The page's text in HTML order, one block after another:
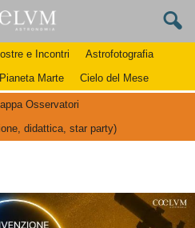
e Incontri
Astrofotografia
Pianeta Marte Cielo del Mese
Osservatori
didattica, star party)